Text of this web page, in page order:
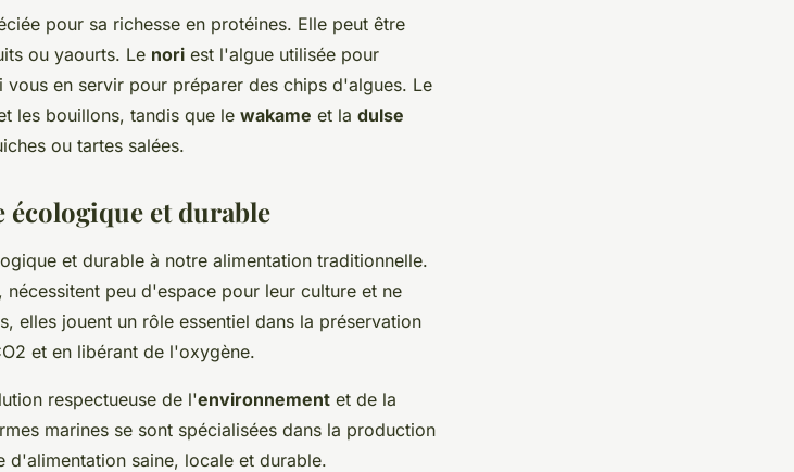
pour sa richesse en protéines. Elle peut être
ou yaourts. Le nori est l'algue utilisée pour
vous en servir pour préparer des chips d'algues. Le
les bouillons, tandis que le wakame et la dulse
ou tartes salées.
écologique et durable
et durable à notre alimentation traditionnelle.
peu d'espace pour leur culture et ne
elles jouent un rôle essentiel dans la préservation
et en libérant de l'oxygène.
respectueuse de l'environnement et de la
marines se sont spécialisées dans la production
d'alimentation saine, locale et durable.